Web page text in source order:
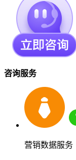
咨询服务
营销数据服务